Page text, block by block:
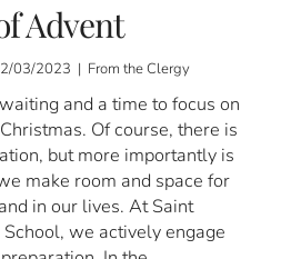
Advent
03/2023 | From the Clergy
and a time to focus on
Of course, there is
but more importantly is
make room and space for
in our lives. At Saint
we actively engage